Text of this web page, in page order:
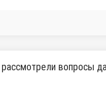
вопросы